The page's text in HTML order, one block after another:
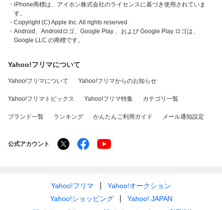
・iPhone商標は、アイホン株式会社のライセンスに基づき使用されていま
す。
・Copyright (C) Apple Inc. All rights reserved.
・Android、Androidロゴ、Google Play 、および Google Play ロゴは、
Google LLC の商標です。
Yahoo!フリマについて
Yahoo!フリマについて Yahoo!フリマからのお知らせ
Yahoo!フリマトピックス Yahoo!フリマ特集 カテゴリ一覧
ブランド一覧 ランキング かんたんご利用ガイド メール通知設定
公式アカウント
Yahoo!フリマ
Yahoo!オークション
Yahoo!ショッピング
Yahoo! JAPAN